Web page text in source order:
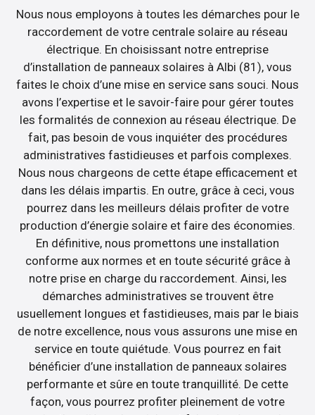
Nous nous employons à toutes les démarches pour le
raccordement de votre centrale solaire au réseau
électrique. En choisissant notre entreprise
d’installation de panneaux solaires à Albi (81), vous
faites le choix d’une mise en service sans souci. Nous
avons l’expertise et le savoir-faire pour gérer toutes
les formalités de connexion au réseau électrique. De
fait, pas besoin de vous inquiéter des procédures
administratives fastidieuses et parfois complexes.
Nous nous chargeons de cette étape efficacement et
dans les délais impartis. En outre, grâce à ceci, vous
pourrez dans les meilleurs délais profiter de votre
production d’énergie solaire et faire des économies.
En définitive, nous promettons une installation
conforme aux normes et en toute sécurité grâce à
notre prise en charge du raccordement. Ainsi, les
démarches administratives se trouvent être
usuellement longues et fastidieuses, mais par le biais
de notre excellence, nous vous assurons une mise en
service en toute quiétude. Vous pourrez en fait
bénéficier d’une installation de panneaux solaires
performante et sûre en toute tranquillité. De cette
façon, vous pourrez profiter pleinement de votre